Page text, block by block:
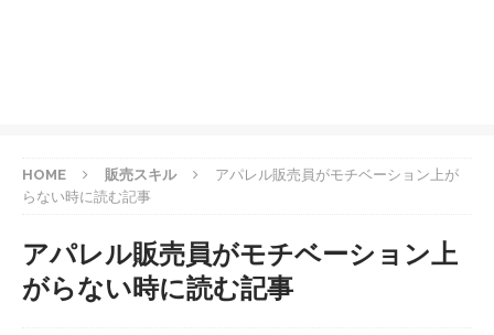
HOME 販売スキル
アパレル販売員がモチベーション上が
らない時に読む記事
アパレル販売員がモチベーション上
がらない時に読む記事